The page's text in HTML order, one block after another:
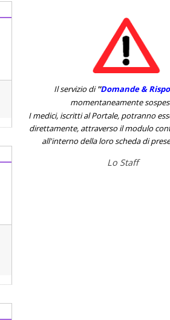
Il servizio di''Domande &
momentaneamente
I medici, iscritti al Portale, potranno
direttamente, attraverso il modulo
all'interno della loro scheda di
Lo Staff